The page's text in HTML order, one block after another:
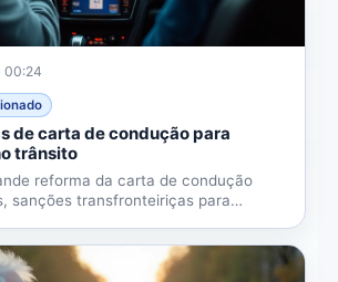
00:24
de carta de condução para
trânsito
reforma da carta de condução
sanções transfronteiriças para